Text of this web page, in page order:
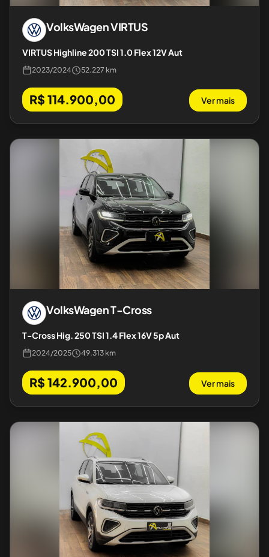
VolksWagenVIRTUS
VIRTUS Highline 200 TSI 1.0 Flex 12V Aut
2023/2024 52.227 km
R$ 114.900,00 Ver mais
VolksWagenT-Cross
T-Cross Hig. 250 TSI 1.4 Flex 16V 5p Aut
2024/2025 49.313 km
R$ 142.900,00 Ver mais